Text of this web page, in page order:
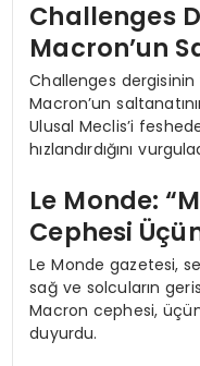
Challenges
Macron’un
Challenges dergisinin
Macron’un
Ulusal Meclis’i
hızlandırdığını
Le Monde:
Cephesi
Le Monde gazetesi,
sağ ve solcuların
Macron cephesi,
duyurdu.